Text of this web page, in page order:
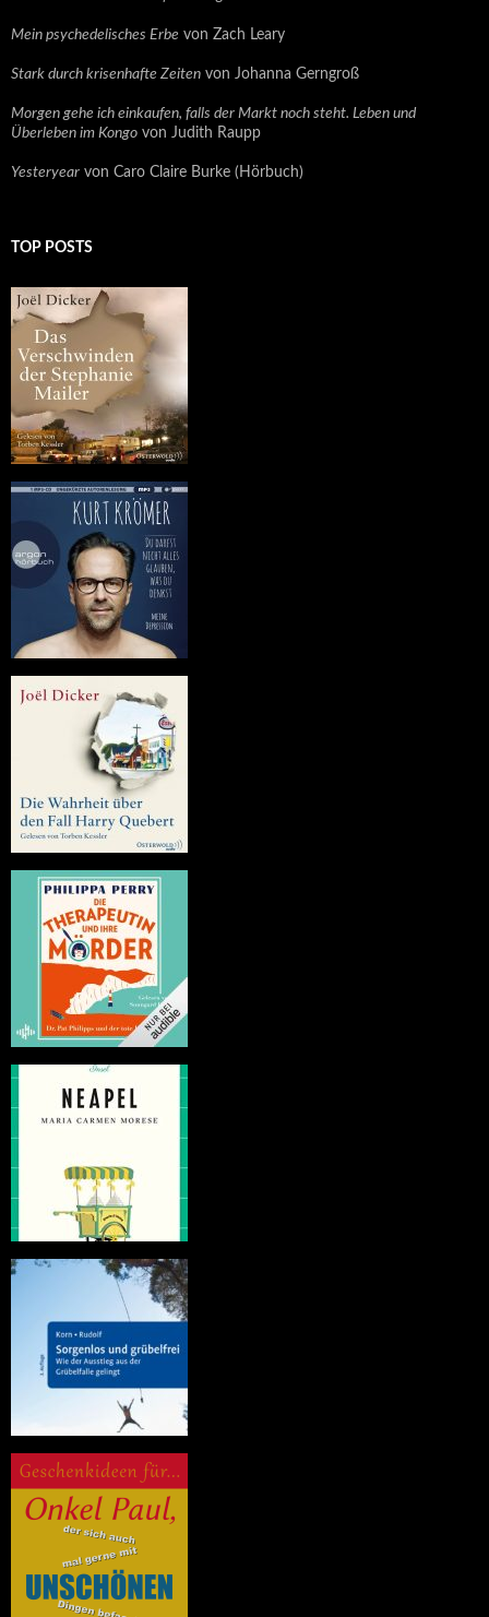
Mein psychedelisches Erbe von Zach Leary
Stark durch krisenhafte Zeiten von Johanna Gerngroß
Morgen gehe ich einkaufen, falls der Markt noch steht. Leben und
Überleben im Kongo von Judith Raupp
Yesteryear von Caro Claire Burke (Hörbuch)
TOP POSTS